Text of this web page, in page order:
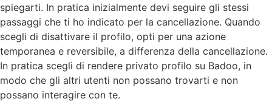
spiegarti. In pratica inizialmente devi seguire gli stessi
passaggi che ti ho indicato per la cancellazione. Quando
scegli di disattivare il profilo, opti per una azione
temporanea e reversibile, a differenza della cancellazione.
In pratica scegli di rendere privato profilo su Badoo, in
modo che gli altri utenti non possano trovarti e non
possano interagire con te.